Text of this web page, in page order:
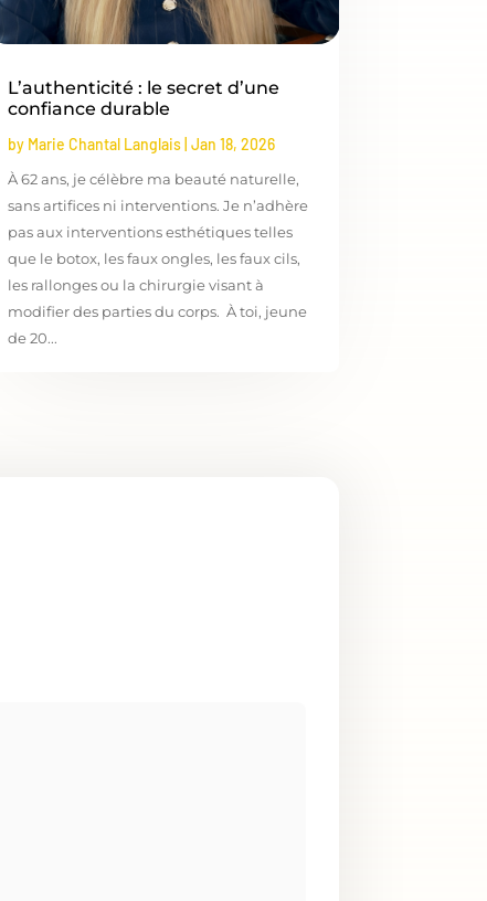
L’authenticité : le secret d’une
confiance durable
by Marie Chantal Langlais| Jan 18, 2026
À 62 ans, je célèbre ma beauté naturelle,
sans artifices ni interventions. Je n’adhère
pas aux interventions esthétiques telles
que le botox, les faux ongles, les faux cils,
les rallonges ou la chirurgie visant à
modifier des parties du corps. À toi, jeune
de 20...